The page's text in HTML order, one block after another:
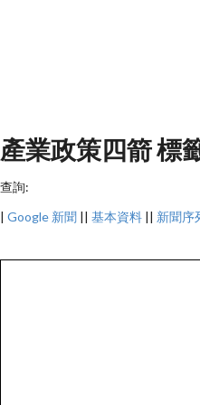
產業政策四箭 標
查詢:
| Google 新聞 || 基本資料 || 新聞序